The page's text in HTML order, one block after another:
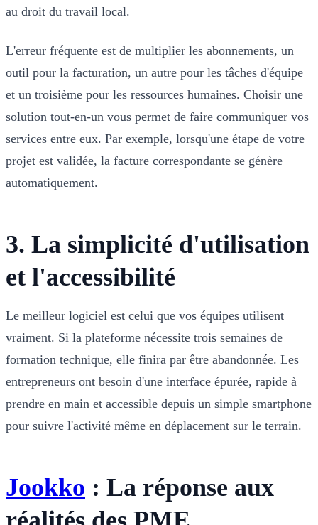
au droit du travail local.
L'erreur fréquente est de multiplier les abonnements, un
outil pour la facturation, un autre pour les tâches d'équipe
et un troisième pour les ressources humaines. Choisir une
solution tout-en-un vous permet de faire communiquer vos
services entre eux. Par exemple, lorsqu'une étape de votre
projet est validée, la facture correspondante se génère
automatiquement.
3. La simplicité d'utilisation
et l'accessibilité
Le meilleur logiciel est celui que vos équipes utilisent
vraiment. Si la plateforme nécessite trois semaines de
formation technique, elle finira par être abandonnée. Les
entrepreneurs ont besoin d'une interface épurée, rapide à
prendre en main et accessible depuis un simple smartphone
pour suivre l'activité même en déplacement sur le terrain.
Jookko : La réponse aux